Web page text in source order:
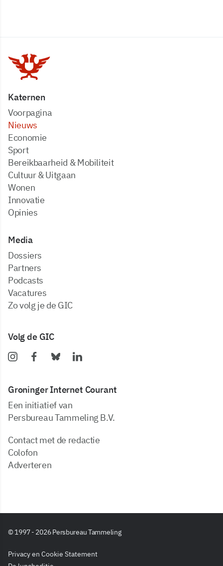
Katernen
Voorpagina
Nieuws
Economie
Sport
Bereikbaarheid & Mobiliteit
Cultuur & Uitgaan
Wonen
Innovatie
Opinies
Media
dossiers
partners
podcasts
vacatures
zo volg je de GIC
Volg de GIC
Groninger Internet Courant
Een initiatief van
Persbureau Tammeling B.V.
Contact met de redactie
Colofon
Adverteren
© 1997 - 2026 Persbureau Tammeling
Privacy en Cookie Statement